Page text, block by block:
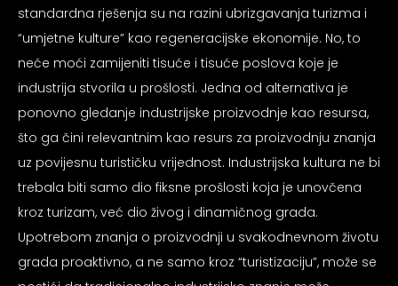
standardna rješenja su na razini ubrizgavanja turizma i
“umjetne kulture” kao regeneracijske ekonomije. No, to
neće moći zamijeniti tisuće i tisuće poslova koje je
industrija stvorila u prošlosti. Jedna od alternativa je
ponovno gledanje industrijske proizvodnje kao resursa,
što ga čini relevantnim kao resurs za proizvodnju znanja
uz povijesnu turističku vrijednost. Industrijska kultura ne bi
trebala biti samo dio fiksne prošlosti koja je unovčena
kroz turizam, već dio živog i dinamičnog grada.
Upotrebom znanja o proizvodnji u svakodnevnom životu
grada proaktivno, a ne samo kroz “turistizaciju”, može se